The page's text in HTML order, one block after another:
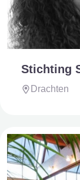
Stichting
Drachten